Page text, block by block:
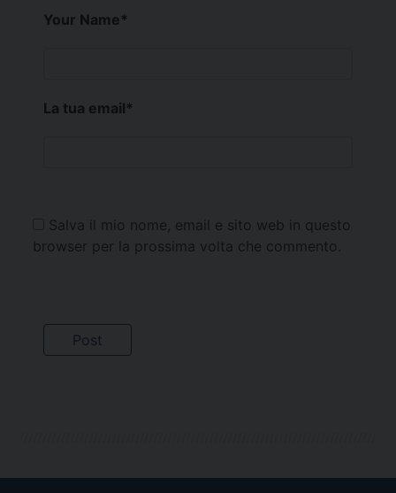
Your Name*
La tua email*
Salva il mio nome, email e sito web in questo
browser per la prossima volta che commento.